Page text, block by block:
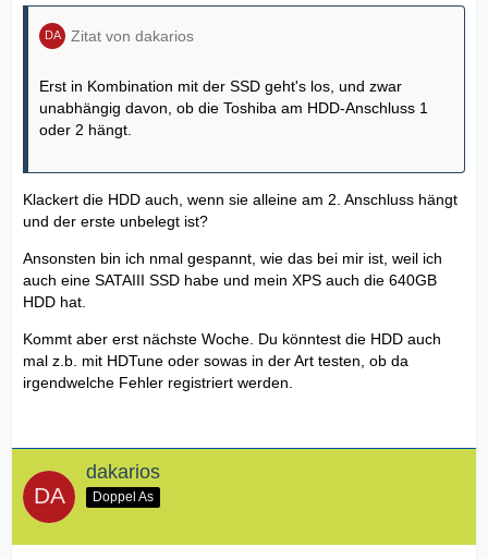
Zitat von dakarios
Erst in Kombination mit der SSD geht's los, und zwar
unabhängig davon, ob die Toshiba am HDD-Anschluss 1
oder 2 hängt.
Klackert die HDD auch, wenn sie alleine am 2. Anschluss hängt
und der erste unbelegt ist?
Ansonsten bin ich nmal gespannt, wie das bei mir ist, weil ich
auch eine SATAIII SSD habe und mein XPS auch die 640GB
HDD hat.
Kommt aber erst nächste Woche. Du könntest die HDD auch
mal z.b. mit HDTune oder sowas in der Art testen, ob da
irgendwelche Fehler registriert werden.
dakarios
Doppel As